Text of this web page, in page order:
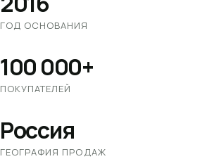
ГОД ОСНОВАНИЯ
100 000+
ПОКУПАТЕЛЕЙ
Россия
ГЕОГРАФИЯ ПРОДАЖ